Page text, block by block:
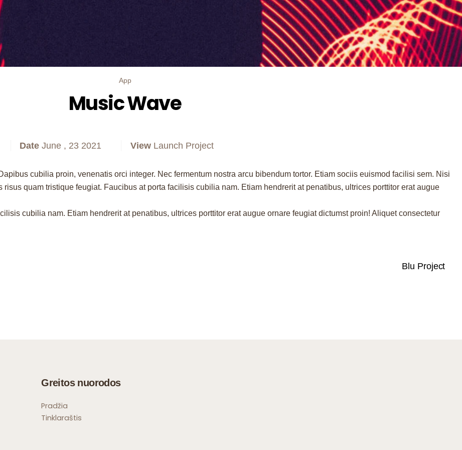
App
Music Wave
Date June , 23 2021 View Launch Project
cubilia proin, venenatis orci integer. Nec fermentum nostra arcu bibendum tortor. Etiam sociis euismod facilisi sem. Nisi
quam tristique feugiat. Faucibus at porta facilisis cubilia nam. Etiam hendrerit at penatibus, ultrices porttitor erat augue
cubilia nam. Etiam hendrerit at penatibus, ultrices porttitor erat augue ornare feugiat dictumst proin! Aliquet consectetur
Blu Project
Greitos nuorodos
Pradžia
Tinklaraštis